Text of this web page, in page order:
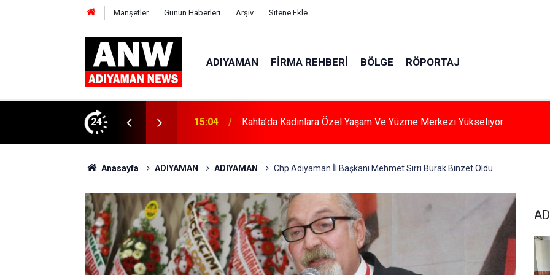
Manşetler Günün Haberleri Arşiv Sitene Ekle
ADIYAMAN FIRMA REHBERI BÖLGE RÖPORTAJ
24
Zararları Anlatıldı 15:04 Kahta’da Kadınlara Özel Yaşam Ve Yüzme Merkezi Yükseliyor
Anasayfa ADIYAMAN ADIYAMAN Chp Adıyaman İl Başkanı Mehmet Sırrı Burak Binzet Oldu